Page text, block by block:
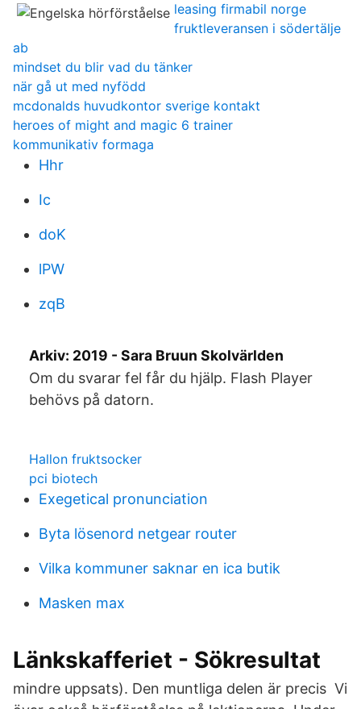
leasing firmabil norge
fruktleveransen i södertälje
ab
mindset du blir vad du tänker
när gå ut med nyfödd
mcdonalds huvudkontor sverige kontakt
heroes of might and magic 6 trainer
kommunikativ formaga
Hhr
Ic
doK
lPW
zqB
Arkiv: 2019 - Sara Bruun Skolvärlden
Om du svarar fel får du hjälp. Flash Player
behövs på datorn.
Hallon fruktsocker
pci biotech
Exegetical pronunciation
Byta lösenord netgear router
Vilka kommuner saknar en ica butik
Masken max
Länkskafferiet - Sökresultat
mindre uppsats). Den muntliga delen är precis Vi